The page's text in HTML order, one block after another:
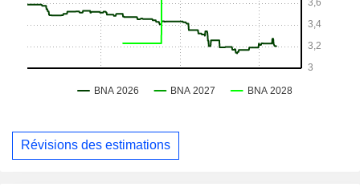
Révisions des estimations